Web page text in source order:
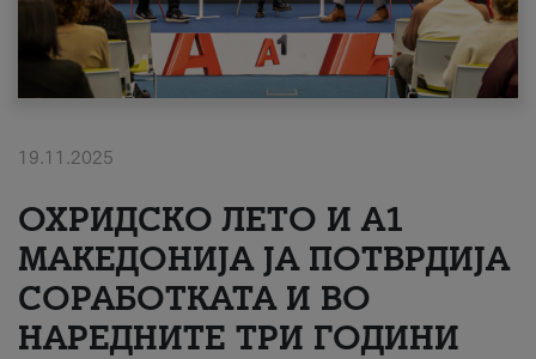
Поддршка
Надополни кредит
#ПодобарОнлајн
19.11.2025
ОХРИДСКО ЛЕТО И A1
МАКЕДОНИЈА ЈА ПОТВРДИЈА
СОРАБОТКАТА И ВО
НАРЕДНИТЕ ТРИ ГОДИНИ